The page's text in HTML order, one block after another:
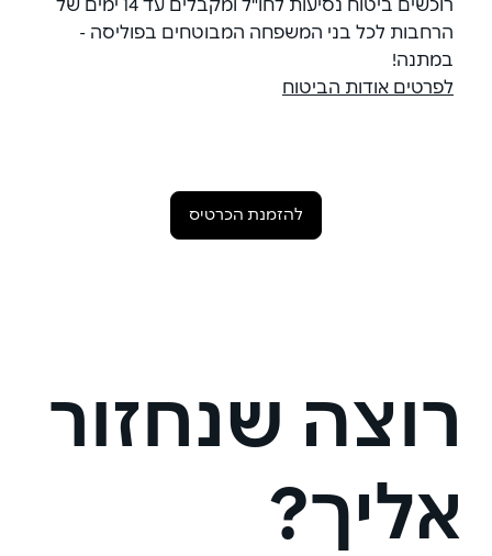
רוכשים ביטוח נסיעות לחו"ל ומקבלים עד 14 ימים של
הרחבות לכל בני המשפחה המבוטחים בפוליסה -
במתנה!
לפרטים אודות הביטוח
להזמנת הכרטיס
רוצה שנחזור
אליך?